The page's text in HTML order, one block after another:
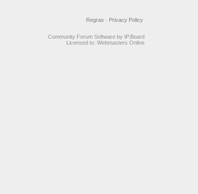
Privacy Policy
Regras ·
Community Forum Software by IP.Board
Licensed to: Webmasters Online